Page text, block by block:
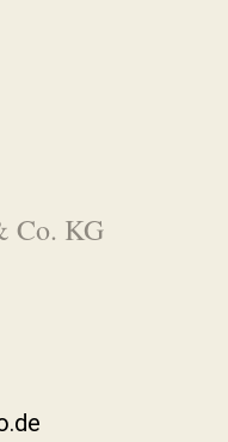
Co. KG